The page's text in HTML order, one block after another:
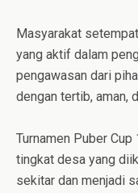
Masyarakat
yang aktif dalam
pengawasan dari
dengan tertib, aman,
Turnamen Puber
tingkat desa yang
sekitar dan menjadi